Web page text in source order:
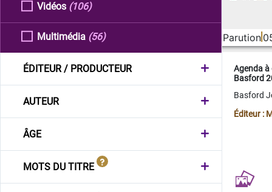
Vidéos (106)
Multimédia (56)
ÉDITEUR / PRODUCTEUR
AUTEUR
ÂGE
MOTS DU TITRE
Parution
Agenda
Basford
Basford
Éditeur :